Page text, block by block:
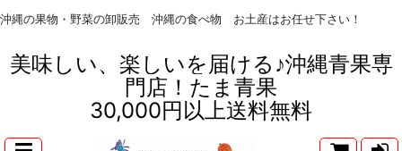
沖縄の果物・野菜の卸販売 沖縄の食べ物 お土産はお任せ下さい！
美味しい、楽しいを届ける♪沖縄青果専
門店！たま青果
30,000円以上送料無料